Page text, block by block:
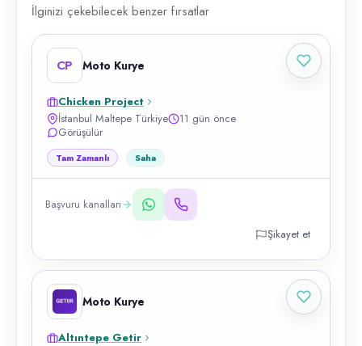
İlginizi çekebilecek benzer fırsatlar
CP Moto Kurye
Chicken Project
İstanbul Maltepe Türkiye
11 gün önce
Görüşülür
Tam Zamanlı Saha
Başvuru kanalları
Şikayet et
Moto Kurye
Altıntepe Getir